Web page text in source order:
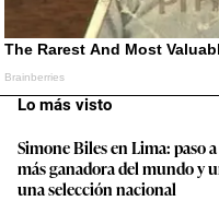
Lo más visto
Simone Biles en Lima: paso
más ganadora del mundo y
una selección nacional